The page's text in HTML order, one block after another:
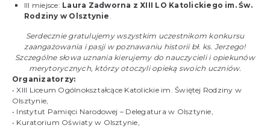
III miejsce: Laura Zadworna z XIII LO Katolickiego im. Św.
Rodziny w Olsztynie.
Serdecznie gratulujemy wszystkim uczestnikom konkursu
zaangażowania i pasji w poznawaniu historii bł. ks. Jerzego!
Szczególne słowa uznania kierujemy do nauczycieli i opiekunów
merytorycznych, którzy otoczyli opieką swoich uczniów.
Organizatorzy:
• XIII Liceum Ogólnokształcące Katolickie im. Świętej Rodziny w
Olsztynie,
• Instytut Pamięci Narodowej – Delegatura w Olsztynie,
• Kuratorium Oświaty w Olsztynie,